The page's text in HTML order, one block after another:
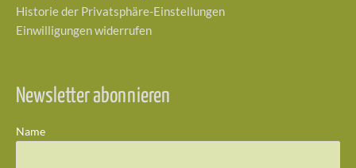
Historie der Privatsphäre-Einstellungen
Einwilligungen widerrufen
Newsletter abonnieren
Name